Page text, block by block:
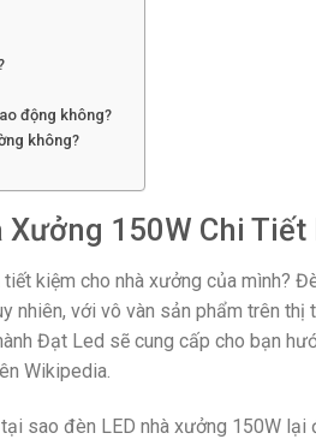
động không?
không?
150W Chi Tiết
kiệm cho nhà xưởng của mình?
nhiên, với vô vàn sản phẩm trên
Đạt Led sẽ cung cấp cho bạn
Wikipedia.
sao đèn LED nhà xưởng 150W lại